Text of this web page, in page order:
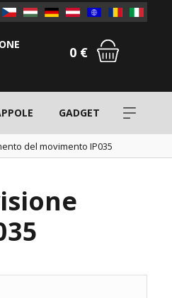
0 €
GADGET
del movimento IP035